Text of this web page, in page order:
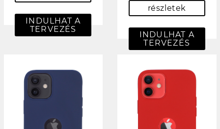
INDULHAT A
TERVEZÉS
részletek
INDULHAT A
TERVEZÉS